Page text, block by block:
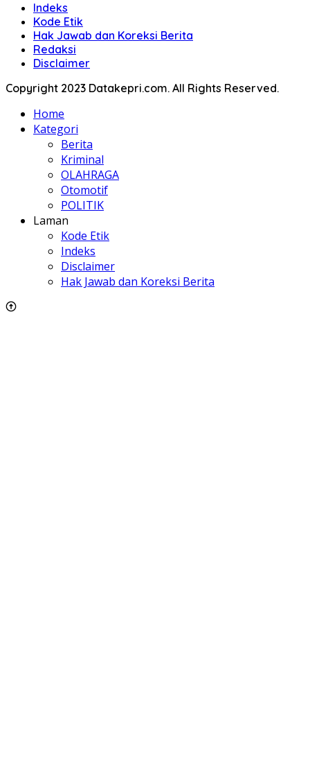
Indeks
Kode Etik
Hak Jawab dan Koreksi Berita
Redaksi
Disclaimer
Copyright 2023 Datakepri.com. All Rights Reserved.
Home
Kategori
Berita
Kriminal
OLAHRAGA
Otomotif
POLITIK
Laman
Kode Etik
Indeks
Disclaimer
Hak Jawab dan Koreksi Berita